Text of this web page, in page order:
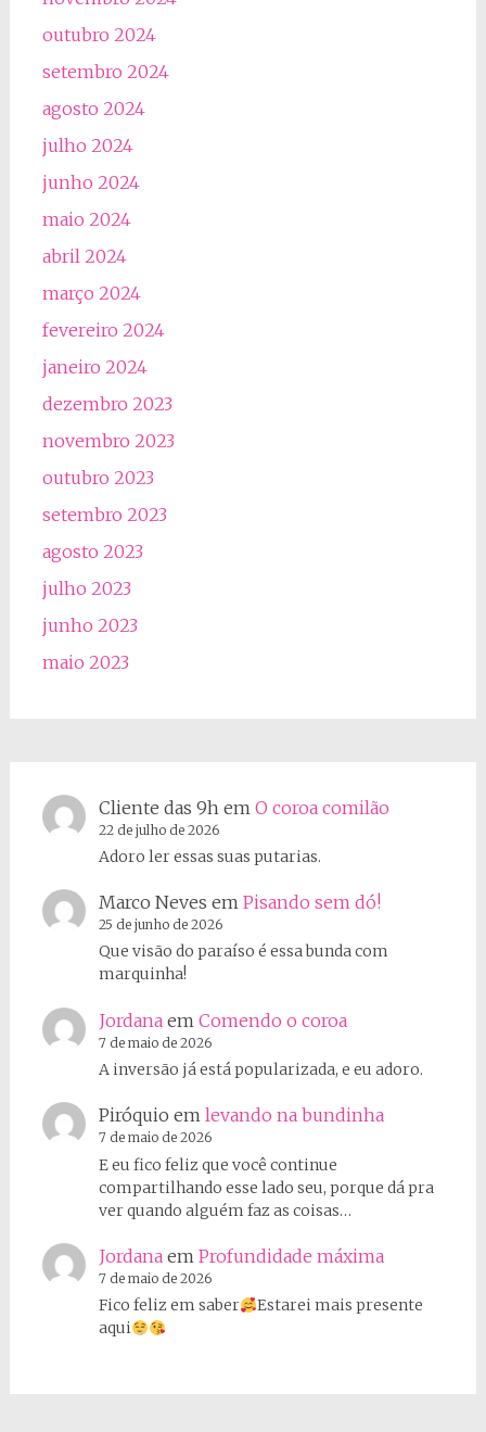
outubro 2024
setembro 2024
agosto 2024
julho 2024
junho 2024
maio 2024
abril 2024
março 2024
fevereiro 2024
janeiro 2024
dezembro 2023
novembro 2023
outubro 2023
setembro 2023
agosto 2023
julho 2023
junho 2023
maio 2023
Cliente das 9h em O coroa comilão
22 de julho de 2026
Adoro ler essas suas putarias.
Marco Neves em Pisando sem dó!
25 de junho de 2026
Que visão do paraíso é essa bunda com
marquinha!
Jordanaem Comendo o coroa
7 de maio de 2026
A inversão já está popularizada, e eu adoro.
Piróquio em levando na bundinha
7 de maio de 2026
E eu fico feliz que você continue
compartilhando esse lado seu, porque dá pra
ver quando alguém faz as coisas…
Jordanaem Profundidade máxima
7 de maio de 2026
Fico feliz em saber
Estarei mais presente
aqui